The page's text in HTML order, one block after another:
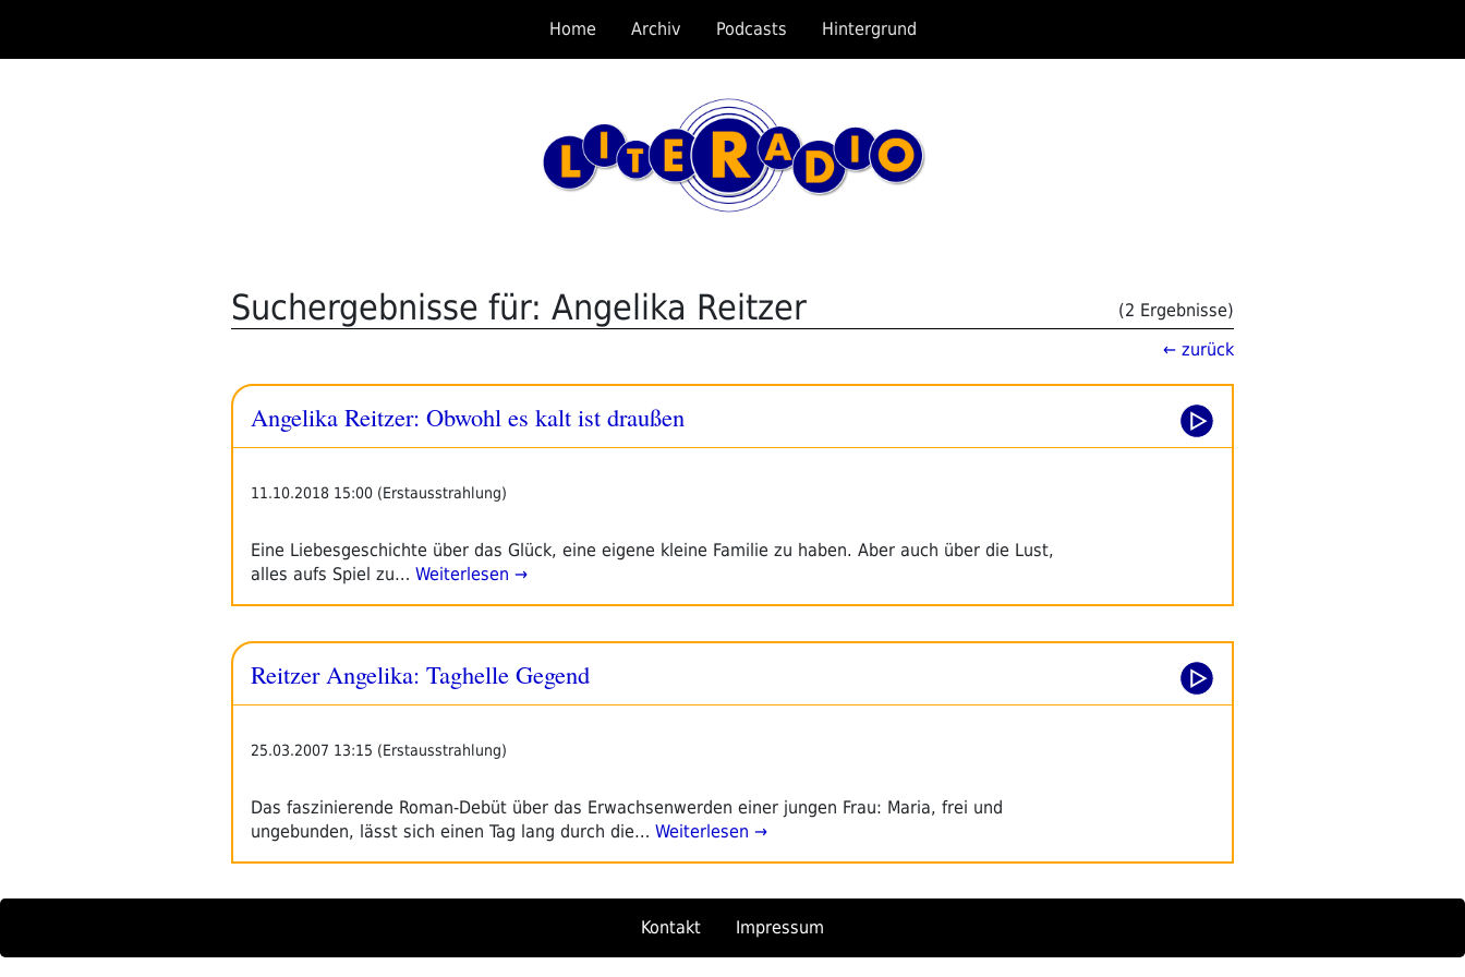
springen
Home Archiv Podcasts Hintergrund
Suchergebnisse für: Angelika Reitzer
(2 Ergebnisse)
← zurück
Angelika Reitzer: Obwohl es kalt ist draußen
11.10.2018 15:00 (Erstausstrahlung)
Eine Liebesgeschichte über das Glück, eine eigene kleine Familie zu haben. Aber auch über die Lust,
alles aufs Spiel zu… Weiterlesen →
Reitzer Angelika: Taghelle Gegend
25.03.2007 13:15 (Erstausstrahlung)
Das faszinierende Roman-Debüt über das Erwachsenwerden einer jungen Frau: Maria, frei und
ungebunden, lässt sich einen Tag lang durch die… Weiterlesen →
Kontakt Impressum